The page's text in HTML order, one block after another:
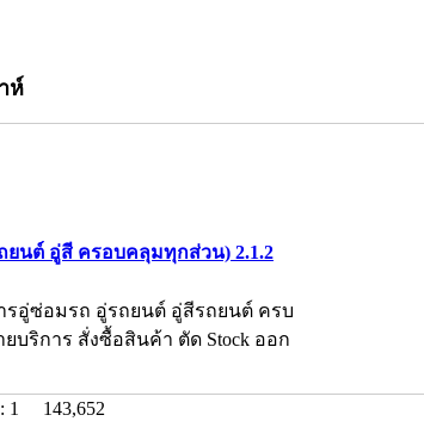
ห์
ยนต์ อู่สี ครอบคลุมทุกส่วน) 2.1.2
รอู่ซ่อมรถ อู่รถยนต์ อู่สีรถยนต์ ครบ
บริการ สั่งซื้อสินค้า ตัด Stock ออก
1
143,652